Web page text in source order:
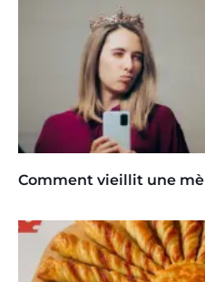
Comment vieillit une